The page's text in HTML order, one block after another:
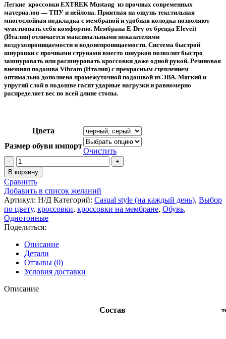
Легкие кроссовки EXTREK Mustang из прочных современных
материалов — ТПУ и нейлона. Приятная на ощупь текстильная
многослойная подкладка с мембраной и удобная колодка позволяют
чувствовать себя комфортно. Мембрана E-Dry от бренда Eleveit
(Италия) отличается максимальными показателями
воздухопроницаемости и водонепроницаемости. Система быстрой
шнуровки с прочными струнами вместо шнурков позволит быстро
зашнуровать или расшнуровать кроссовки даже одной рукой. Резиновая
внешняя подошва Vibram (Италия) с прекрасным сцеплением
оптимально дополнена промежуточной подошвой из ЭВА. Мягкий и
упругий слой в подошве гасит ударные нагрузки и равномерно
распределяет вес по всей длине стопы.
Цвета
Размер обуви импорт
Очистить
Количество
товара
Кроссовки
с
мембраной
Extrek
Mustang
В корзину
Сравнить
Добавить в список желаний
Артикул: Н/Д Категорий: Casual style (на каждый день), Выбор
по цвету, кроссовки, кроссовки на мембране, Обувь,
Однотонные
Поделиться:
Описание
Детали
Отзывы (0)
Условия доставки
Описание
Состав